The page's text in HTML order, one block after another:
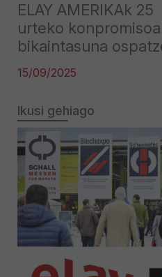
ELAY AMERIKAk 25
urteko
bikaintasuna
15/09/2025
Ikusi gehiago